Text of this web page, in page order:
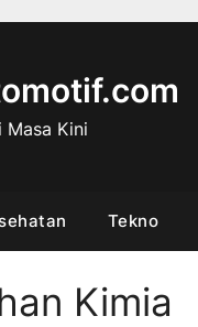
Masa Kini
Tekno
Kimia